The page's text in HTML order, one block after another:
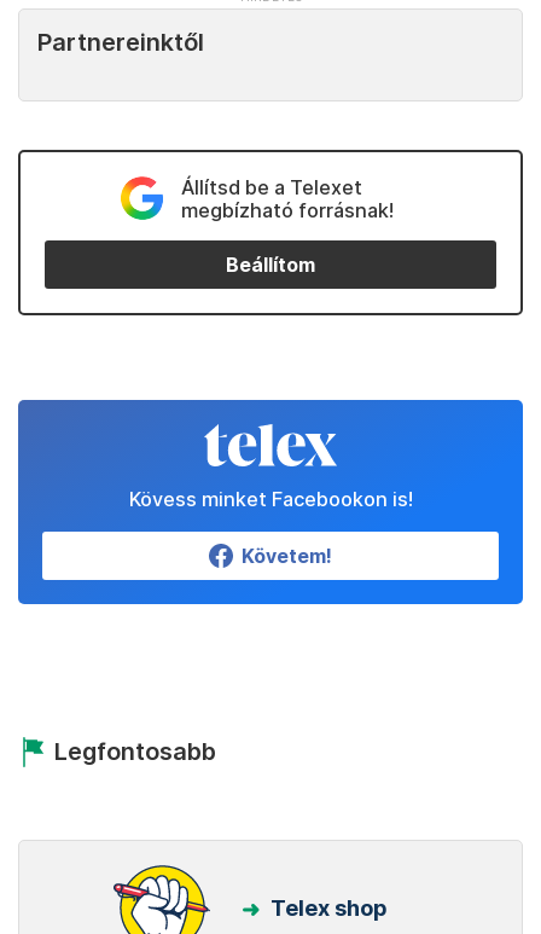
Partnereinktől
Állítsd be a Telexet
megbízható forrásnak!
Beállítom
Kövess minket Facebookon is!
Követem!
Legfontosabb
Telex shop